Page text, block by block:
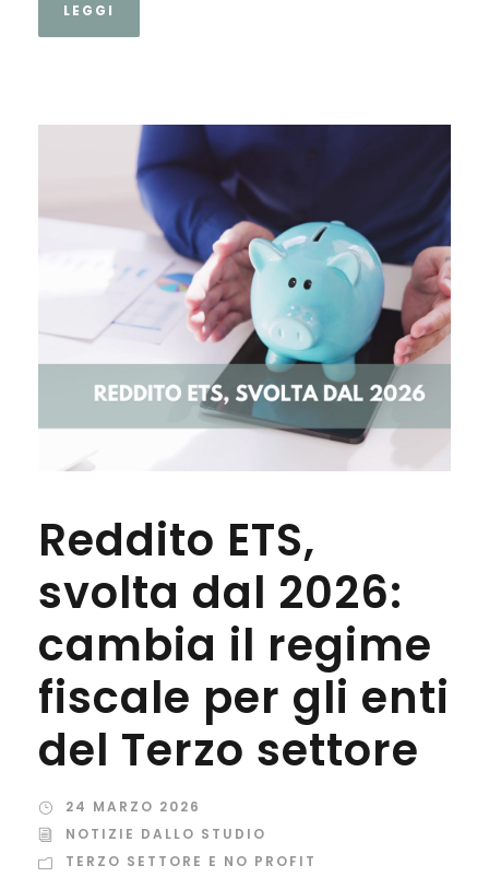
LEGGI
Reddito ETS,
svolta dal 2026:
cambia il regime
fiscale per gli enti
del Terzo settore
24 MARZO 2026
NOTIZIE DALLO STUDIO
TERZO SETTORE E NO PROFIT